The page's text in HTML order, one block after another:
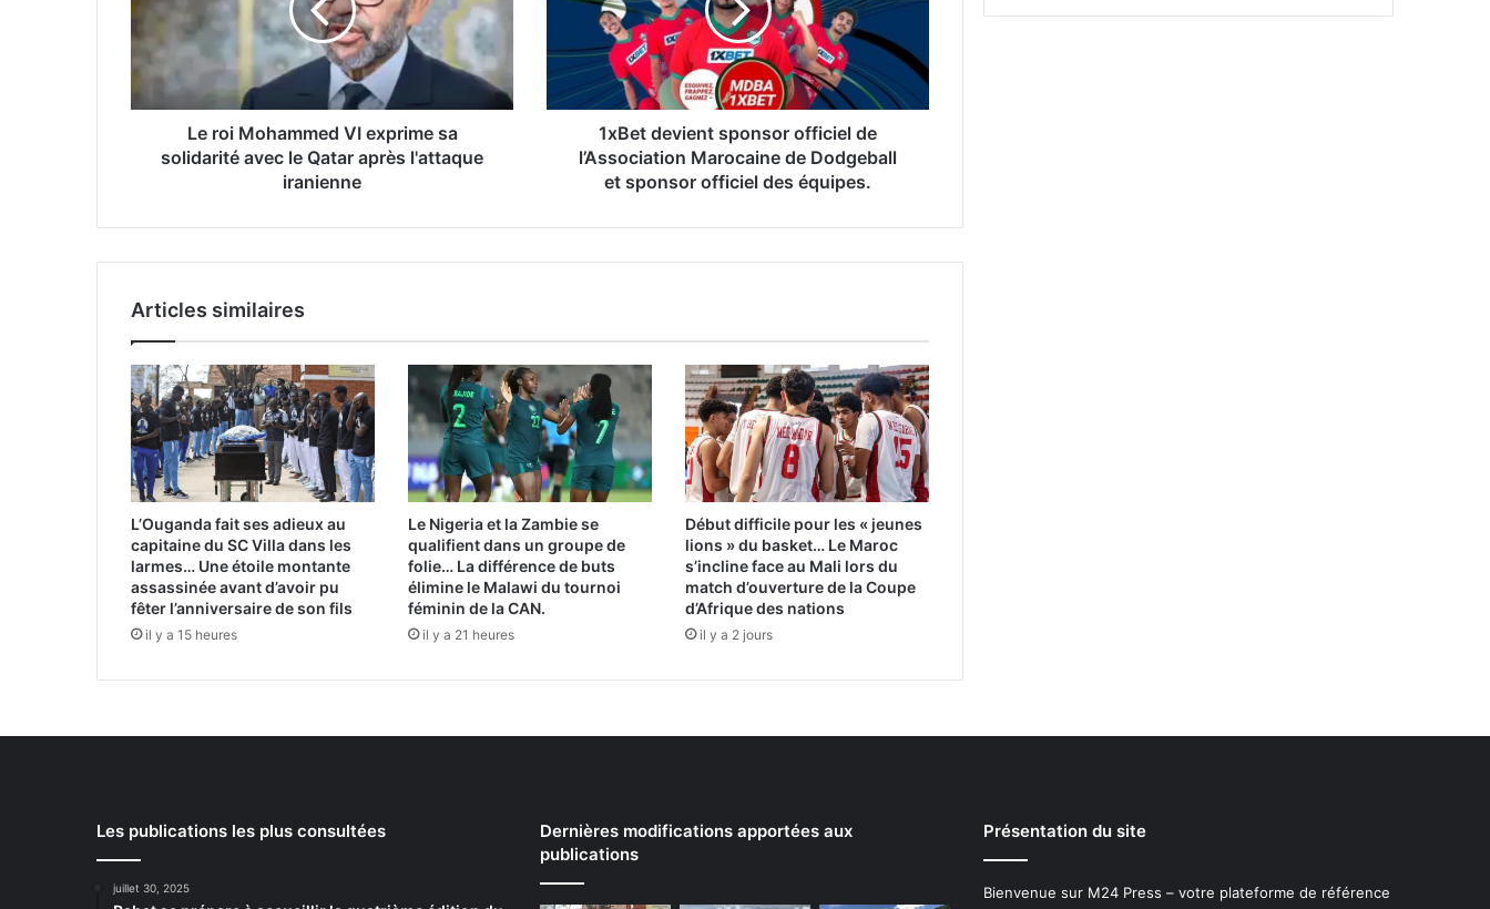
exprime
sa
solidarité
le
après
Le roi Mohammed VI exprime sa
solidarité avec le Qatar après l'attaque
iranienne
l’Association
Marocaine
de
Dodgeball
sponsor
1xBet devient sponsor officiel de
l’Association Marocaine de Dodgeball
et sponsor officiel des équipes.
Articles similaires
L’Ouganda fait ses adieux au
capitaine du SC Villa dans les
larmes… Une étoile montante
assassinée avant d’avoir pu
fêter l’anniversaire de son fils
il y a 15 heures
Le Nigeria et la Zambie se
qualifient dans un groupe de
folie… La différence de buts
élimine le Malawi du tournoi
féminin de la CAN.
il y a 21 heures
Début difficile pour les « jeunes
lions » du basket… Le Maroc
s’incline face au Mali lors du
match d’ouverture de la Coupe
d’Afrique des nations
il y a 2 jours
Les publications les plus consultées
juillet 30, 2025
Dernières modifications apportées aux
publications
Présentation du site
Bienvenue sur M24 Press – votre plateforme de référence